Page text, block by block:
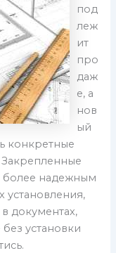
под
леж
ит
про
даж
е, а
нов
ый
конкретные
Закрепленные
более надежным
установления,
документах,
установки